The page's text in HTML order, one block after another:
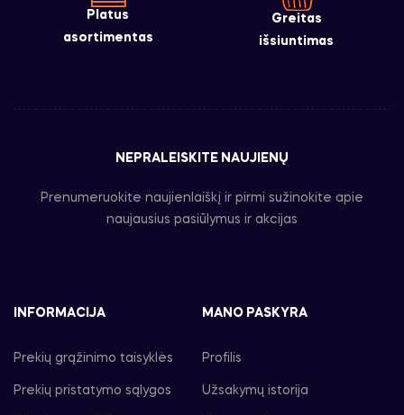
Platus
asortimentas
Greitas
išsiuntimas
NEPRALEISKITE NAUJIENŲ
Prenumeruokite naujienlaiškį ir pirmi sužinokite apie
naujausius pasiūlymus ir akcijas
INFORMACIJA
Prekių grąžinimo taisyklės
Prekių pristatymo sąlygos
MANO PASKYRA
Profilis
Užsakymų istorija